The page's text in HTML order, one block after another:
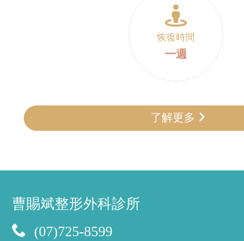
恢復時間
一週
了解更多
曹賜斌整形外科診所
(07)725-8599